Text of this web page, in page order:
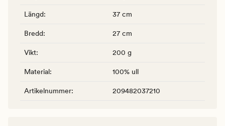
Längd: 37 cm
Bredd: 27 cm
Vikt: 200 g
Material: 100% ull
Artikelnummer: 209482037210